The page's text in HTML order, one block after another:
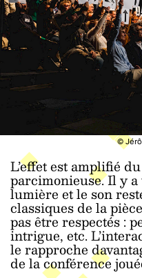
©
L’effet est amplifié
parcimonieuse. Il y
lumière et le son
classiques de la
pas être respectés :
intrigue, etc.
le rapproche
de la conférence